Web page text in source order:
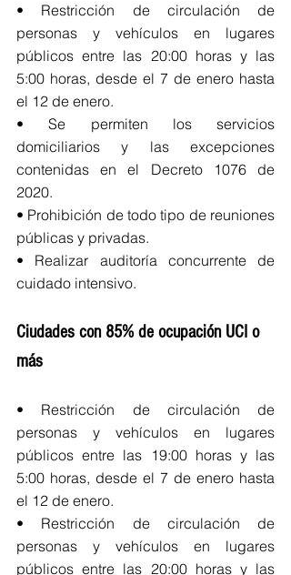
• Restricción de circulación de
personas y vehículos en lugares
públicos entre las 20:00 horas y las
5:00 horas, desde el 7 de enero hasta
el 12 de enero.
• Se permiten los servicios
domiciliarios y las excepciones
contenidas en el Decreto 1076 de
2020.
• Prohibición de todo tipo de reuniones
públicas y privadas.
• Realizar auditoría concurrente de
cuidado intensivo.
Ciudades con 85% de ocupación UCI o
más
• Restricción de circulación de
personas y vehículos en lugares
públicos entre las 19:00 horas y las
5:00 horas, desde el 7 de enero hasta
el 12 de enero.
• Restricción de circulación de
personas y vehículos en lugares
públicos entre las 20:00 horas y las